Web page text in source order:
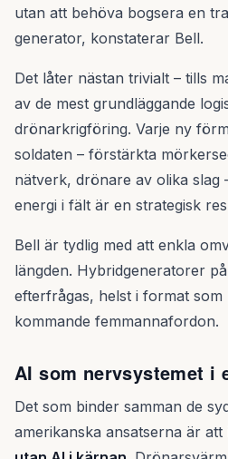
utan att behöva bogsera en
generator, konstaterar Bell.
Det låter nästan trivialt – tills
av de mest grundläggande
drönarkrigföring. Varje ny
soldaten – förstärkta
nätverk, drönare av olika slag
energi i fält är en strategisk
Bell är tydlig med att enkla
längden. Hybridgeneratorer
efterfrågas, helst i format som
kommande femmannafordon.
AI som nervsystemet i
Det som binder samman de
amerikanska ansatserna är att